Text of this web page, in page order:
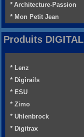
* Architecture-Passion
* Mon Petit Jean
Produits DIGITAL
* Lenz
* Digirails
* ESU
* Zimo
* Uhlenbrock
* Digitrax